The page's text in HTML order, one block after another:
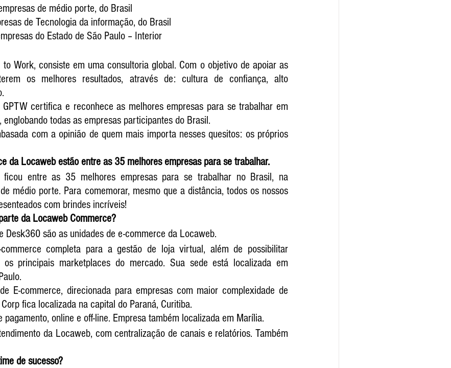
de médio porte, do Brasil
de Tecnologia da informação, do Brasil
do Estado de São Paulo – Interior
Work, consiste em uma consultoria global. Com o objetivo de apoiar as
os melhores resultados, através de: cultura de confiança, alto
certifica e reconhece as melhores empresas para se trabalhar em
todas as empresas participantes do Brasil.
com a opinião de quem mais importa nesses quesitos: os próprios
da Locaweb estão entre as 35 melhores empresas para se trabalhar.
entre as 35 melhores empresas para se trabalhar no Brasil, na
médio porte. Para comemorar, mesmo que a distância, todos os nossos
com brindes incríveis!
da Locaweb Commerce?
Desk360 são as unidades de e-commerce da Locaweb.
completa para a gestão de loja virtual, além de possibilitar
principais marketplaces do mercado. Sua sede está localizada em
E-commerce, direcionada para empresas com maior complexidade de
fica localizada na capital do Paraná, Curitiba.
pagamento, online e off-line. Empresa também localizada em Marília.
da Locaweb, com centralização de canais e relatórios. Também
de sucesso?